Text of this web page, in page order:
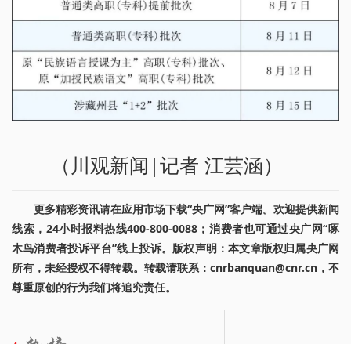
（川观新闻|记者 江芸涵）
更多精彩资讯请在应用市场下载“央广网”客户端。欢迎提供新闻
线索，24小时报料热线400-800-0088；消费者也可通过央广网“啄
木鸟消费者投诉平台”线上投诉。版权声明：本文章版权归属央广网
所有，未经授权不得转载。转载请联系：cnrbanquan@cnr.cn，不
尊重原创的行为我们将追究责任。